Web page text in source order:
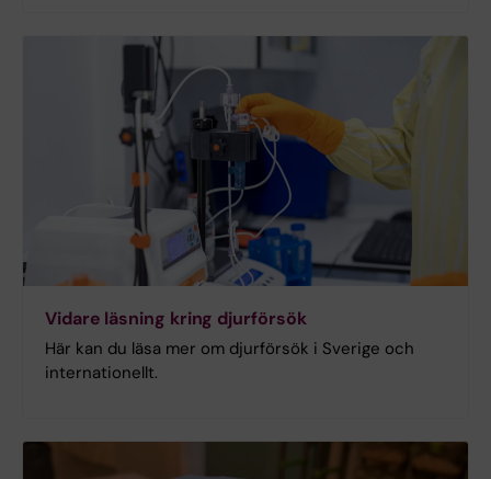
Vidare läsning kring djurförsök
Här kan du läsa mer om djurförsök i Sverige och
internationellt.